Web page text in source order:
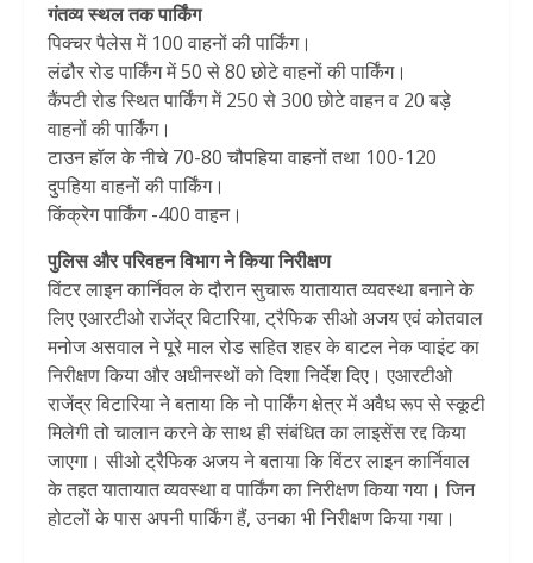
गंतव्य स्थल तक पार्किंग
पिक्चर पैलेस में 100 वाहनों की पार्किंग।
लंढौर रोड पार्किंग में 50 से 80 छोटे वाहनों की पार्किंग।
कैंपटी रोड स्थित पार्किंग में 250 से 300 छोटे वाहन व 20 बड़े
वाहनों की पार्किंग।
टाउन हॉल के नीचे 70-80 चौपहिया वाहनों तथा 100-120
दुपहिया वाहनों की पार्किंग।
किंक्रेग पार्किंग -400 वाहन।
पुलिस और परिवहन विभाग ने किया निरीक्षण
विंटर लाइन कार्निवल के दौरान सुचारू यातायात व्यवस्था बनाने के
लिए एआरटीओ राजेंद्र विटारिया, ट्रैफिक सीओ अजय एवं कोतवाल
मनोज असवाल ने पूरे माल रोड सहित शहर के बाटल नेक प्वाइंट का
निरीक्षण किया और अधीनस्थों को दिशा निर्देश दिए। एआरटीओ
राजेंद्र विटारिया ने बताया कि नो पार्किंग क्षेत्र में अवैध रूप से स्कूटी
मिलेगी तो चालान करने के साथ ही संबंधित का लाइसेंस रद्द किया
जाएगा। सीओ ट्रैफिक अजय ने बताया कि विंटर लाइन कार्निवाल
के तहत यातायात व्यवस्था व पार्किंग का निरीक्षण किया गया। जिन
होटलों के पास अपनी पार्किंग हैं, उनका भी निरीक्षण किया गया।